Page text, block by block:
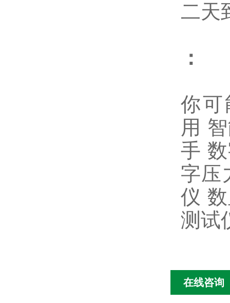
二天
：
你可
用
手
字压
仪
测试
在线咨询